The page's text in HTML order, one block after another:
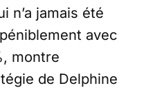
n’a jamais été
avec
montre
de Delphine